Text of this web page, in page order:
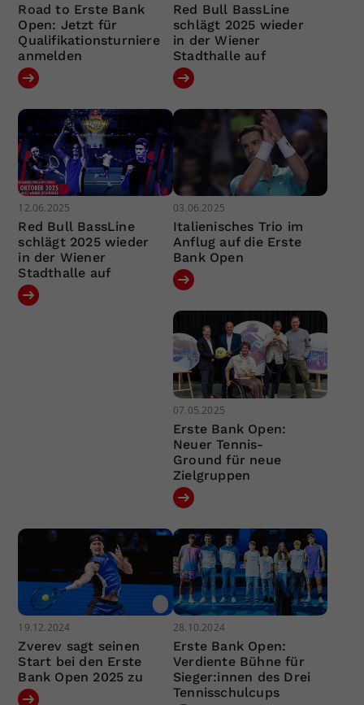
Road to Erste Bank
Open: Jetzt für
Qualifikationsturniere
anmelden
Red Bull BassLine
schlägt 2025 wieder
in der Wiener
Stadthalle auf
12.06.2025
Red Bull BassLine
schlägt 2025 wieder
in der Wiener
Stadthalle auf
03.06.2025
Italienisches Trio im
Anflug auf die Erste
Bank Open
07.05.2025
Erste Bank Open:
Neuer Tennis-
Ground für neue
Zielgruppen
19.12.2024
Zverev sagt seinen
Start bei den Erste
Bank Open 2025 zu
28.10.2024
Erste Bank Open:
Verdiente Bühne für
Sieger:innen des Drei
Tennisschulcups